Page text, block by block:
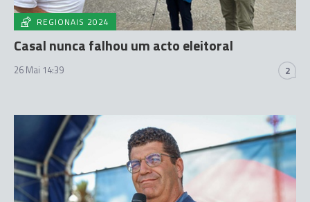
REGIONAIS 2024
Casal nunca falhou um acto eleitoral
26 Mai 14:39 2